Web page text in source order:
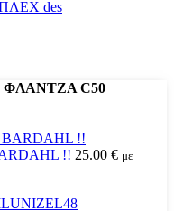
ΦΛΑΝΤΖΑ C50
!! 25.00 € με